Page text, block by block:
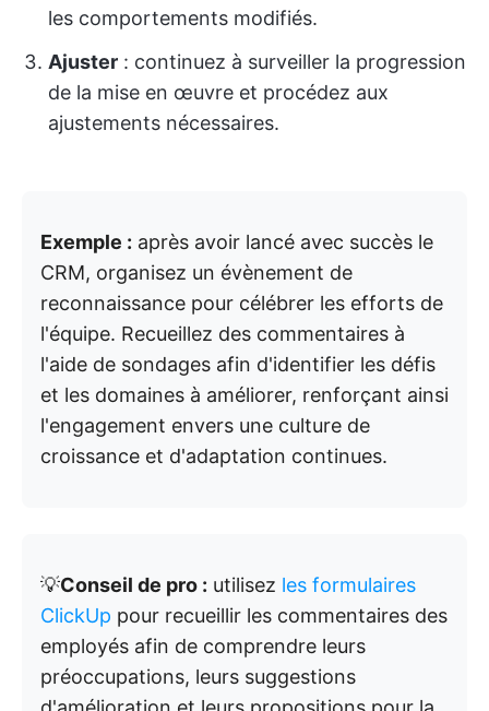
les comportements modifiés.
Ajuster : continuez à surveiller la progression
de la mise en œuvre et procédez aux
ajustements nécessaires.
Exemple : après avoir lancé avec succès le
CRM, organisez un évènement de
reconnaissance pour célébrer les efforts de
l'équipe. Recueillez des commentaires à
l'aide de sondages afin d'identifier les défis
et les domaines à améliorer, renforçant ainsi
l'engagement envers une culture de
croissance et d'adaptation continues.
💡Conseil de pro : utilisez les formulaires
ClickUp pour recueillir les commentaires des
employés afin de comprendre leurs
préoccupations, leurs suggestions